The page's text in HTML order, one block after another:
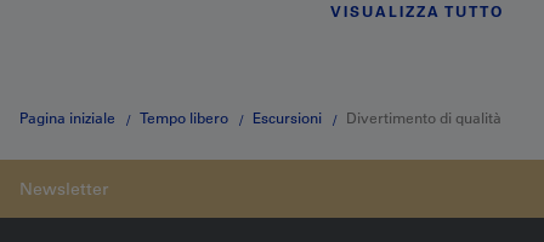
VISUALIZZA TUTTO
Pagina iniziale Tempo libero Escursioni Divertimento di qualità